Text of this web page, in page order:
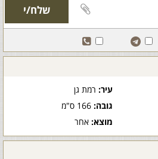
עיר:רמת גן
גובה:166 ס"מ
מוצא:אחר